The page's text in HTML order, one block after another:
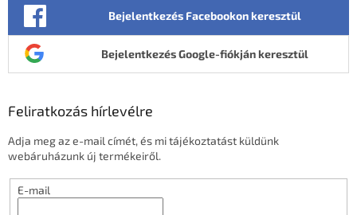
Bejelentkezés Facebookon keresztül
Bejelentkezés Google-fiókján keresztül
Feliratkozás hírlevélre
Adja meg az e-mail címét, és mi tájékoztatást küldünk
webáruházunk új termékeiről.
E-mail